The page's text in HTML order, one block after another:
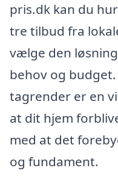
pris.dk kan du
tre tilbud fra
vælge den
behov og
tagrender er en
at dit hjem
med at det
og fundament.